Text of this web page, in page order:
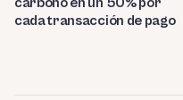
cada transacción de pago